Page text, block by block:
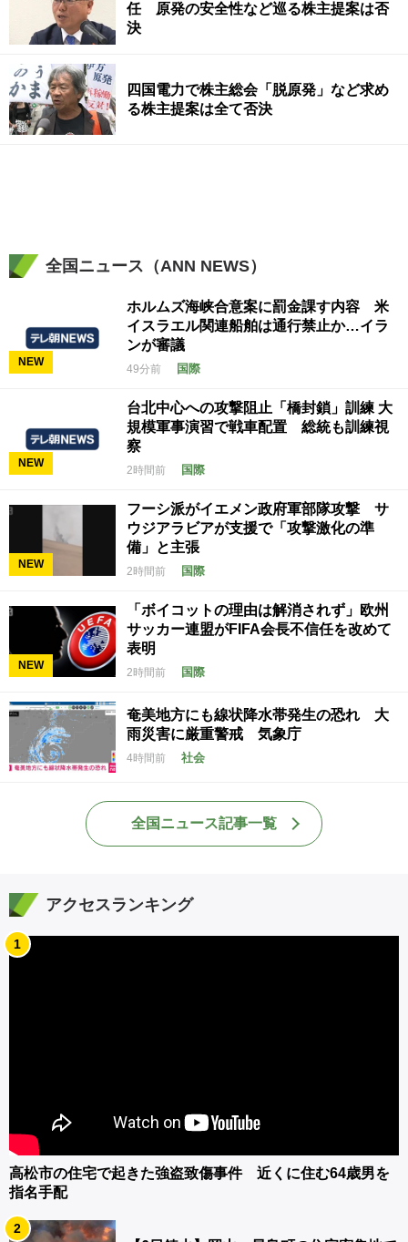
任 原発の安全性など巡る株主提案は否
決
四国電力で株主総会「脱原発」など求め
る株主提案は全て否決
全国ニュース（ANN NEWS）
NEW
ホルムズ海峡合意案に罰金課す内容 米
イスラエル関連船舶は通行禁止か…イラ
ンが審議
49分前 国際
NEW
台北中心への攻撃阻止「橋封鎖」訓練 大
規模軍事演習で戦車配置 総統も訓練視
察
2時間前 国際
NEW
フーシ派がイエメン政府軍部隊攻撃 サ
ウジアラビアが支援で「攻撃激化の準
備」と主張
2時間前 国際
NEW
「ボイコットの理由は解消されず」欧州
サッカー連盟がFIFA会長不信任を改めて
表明
2時間前 国際
奄美地方にも線状降水帯発生の恐れ 大
雨災害に厳重警戒 気象庁
4時間前 社会
全国ニュース記事一覧
アクセスランキング
1
高松市の住宅で起きた強盗致傷事件 近くに住む64歳男を
指名手配
2